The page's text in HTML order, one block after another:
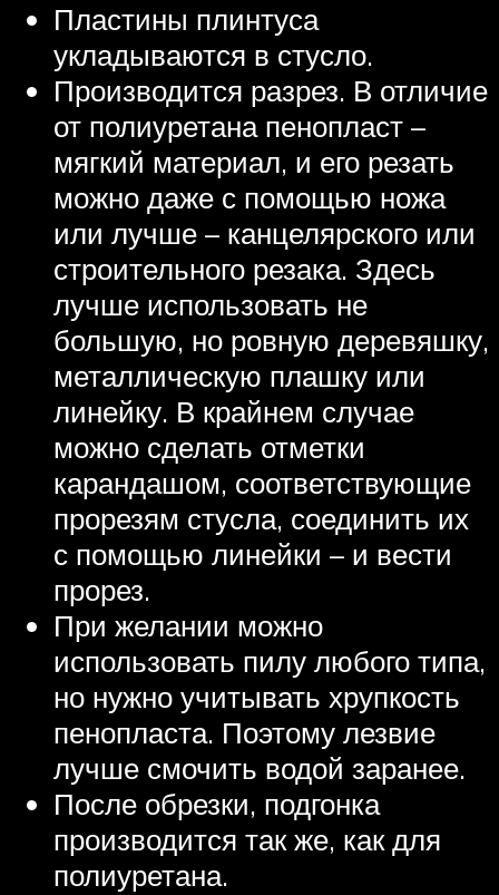
Пластины плинтуса
укладываются в стусло.
Производится разрез. В отличие
от полиуретана пенопласт –
мягкий материал, и его резать
можно даже с помощью ножа
или лучше – канцелярского или
строительного резака. Здесь
лучше использовать не
большую, но ровную деревяшку,
металлическую плашку или
линейку. В крайнем случае
можно сделать отметки
карандашом, соответствующие
прорезям стусла, соединить их
с помощью линейки – и вести
прорез.
При желании можно
использовать пилу любого типа,
но нужно учитывать хрупкость
пенопласта. Поэтому лезвие
лучше смочить водой заранее.
После обрезки, подгонка
производится так же, как для
полиуретана.